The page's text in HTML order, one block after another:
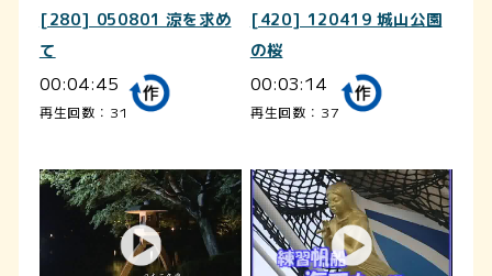
[280] 050801 涼を求め
て
00:04:45
再生回数：31
[420] 120419 城山公園
の桜
00:03:14
再生回数：37